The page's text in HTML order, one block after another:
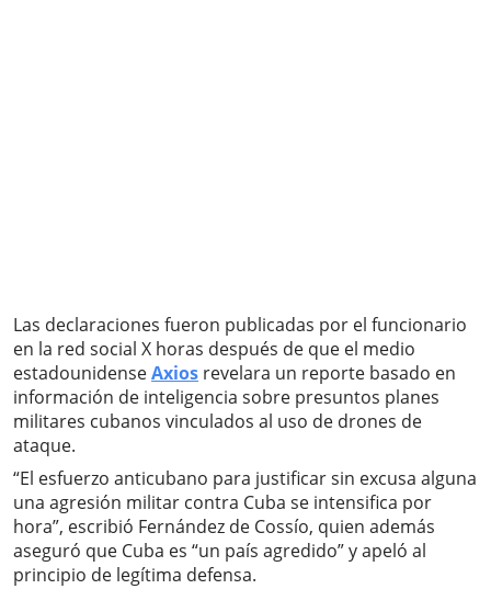
Las declaraciones fueron publicadas por el funcionario
en la red social X horas después de que el medio
estadounidenseAxios revelara un reporte basado en
información de inteligencia sobre presuntos planes
militares cubanos vinculados al uso de drones de
ataque.
“El esfuerzo anticubano para justificar sin excusa alguna
una agresión militar contra Cuba se intensifica por
hora”, escribió Fernández de Cossío, quien además
aseguró que Cuba es “un país agredido” y apeló al
principio de legítima defensa.